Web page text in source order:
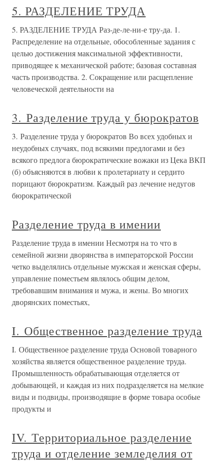
5. РАЗДЕЛЕНИЕ ТРУДА
5. РАЗДЕЛЕНИЕ ТРУДА Раз-де-ле-ни-е тру-да. 1.
Распределение на отдельные, обособленные задания с
целью достижения максимальной эффективности,
приводящее к механической работе; базовая составная
часть производства. 2. Сокращение или расщепление
человеческой деятельности на
3. Разделение труда у бюрократов
3. Разделение труда у бюрократов Во всех удобных и
неудобных случаях, под всякими предлогами и без
всякого предлога бюрократические вожаки из Цека ВКП
(б) объясняются в любви к пролетариату и сердито
порицают бюрократизм. Каждый раз лечение недугов
бюрократической
Разделение труда в имении
Разделение труда в имении Несмотря на то что в
семейной жизни дворянства в императорской России
четко выделялись отдельные мужская и женская сферы,
управление поместьем являлось общим делом,
требовавшим внимания и мужа, и жены. Во многих
дворянских поместьях,
I. Общественное разделение труда
I. Общественное разделение труда Основой товарного
хозяйства является общественное разделение труда.
Промышленность обрабатывающая отделяется от
добывающей, и каждая из них подразделяется на мелкие
виды и подвиды, производящие в форме товара особые
продукты и
IV. Территориальное разделение
труда и отделение земледелия от